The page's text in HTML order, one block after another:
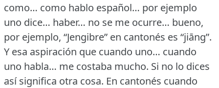
como… como hablo español… por ejemplo
uno dice… haber… no se me ocurre… bueno,
por ejemplo, “Jengibre” en cantonés es “jiāng”.
Y esa aspiración que cuando uno… cuando
uno habla… me costaba mucho. Si no lo dices
así significa otra cosa. En cantonés cuando